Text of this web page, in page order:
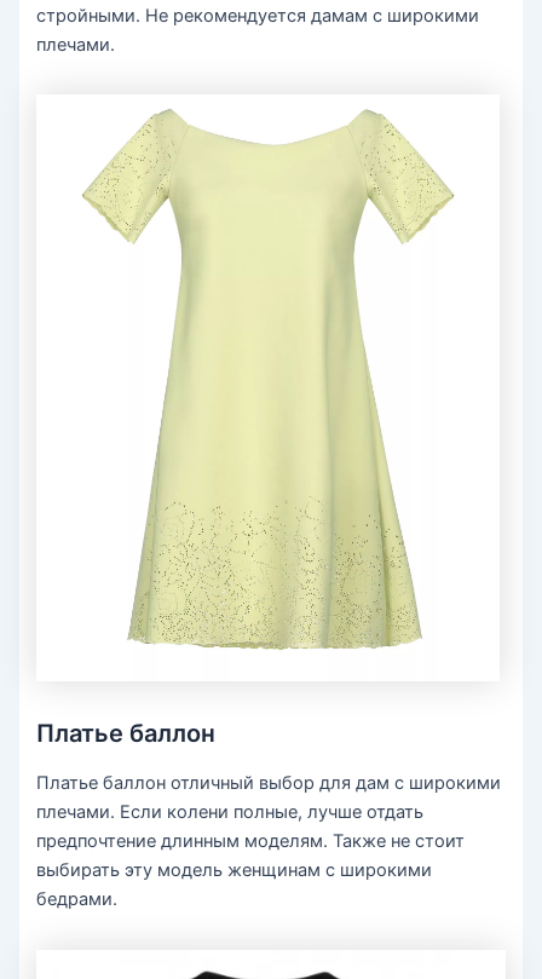
стройными. Не рекомендуется дамам с широкими
плечами.
Платье баллон
Платье баллон отличный выбор для дам с широкими
плечами. Если колени полные, лучше отдать
предпочтение длинным моделям. Также не стоит
выбирать эту модель женщинам с широкими
бедрами.